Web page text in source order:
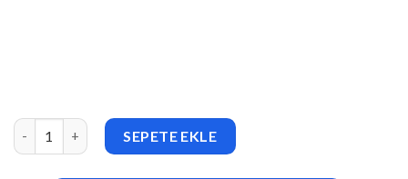
Boogie v1.0 Design Agency and Portfolio Theme adet
SEPETE EKLE